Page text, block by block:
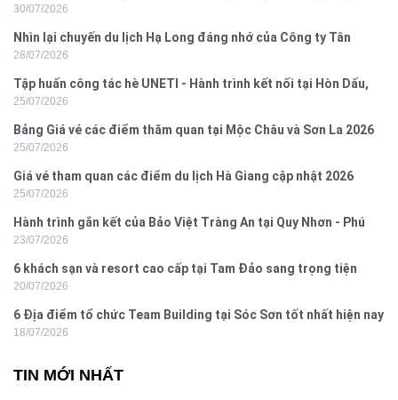
2026
30/07/2026
Nhìn lại chuyến du lịch Hạ Long đáng nhớ của Công ty Tân
Hưng 2026
28/07/2026
Tập huấn công tác hè UNETI - Hành trình kết nối tại Hòn Dấu,
Đồ Sơn
25/07/2026
Bảng Giá vé các điểm thăm quan tại Mộc Châu và Sơn La 2026
25/07/2026
Giá vé tham quan các điểm du lịch Hà Giang cập nhật 2026
25/07/2026
Hành trình gắn kết của Bảo Việt Tràng An tại Quy Nhơn - Phú
Yên
23/07/2026
6 khách sạn và resort cao cấp tại Tam Đảo sang trọng tiện
nghi
20/07/2026
6 Địa điểm tổ chức Team Building tại Sóc Sơn tốt nhất hiện nay
18/07/2026
TIN MỚI NHẤT